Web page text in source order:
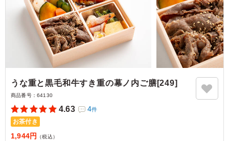
うな重と黒毛和牛すき重の幕ノ内ご膳[249]
商品番号： 64130
4.63 4件
お茶付き
1,944円 （税込）